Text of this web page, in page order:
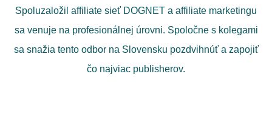
Spoluzaložil affiliate sieť DOGNET a affiliate marketingu
sa venuje na profesionálnej úrovni. Spoločne s kolegami
sa snažia tento odbor na Slovensku pozdvihnúť a zapojiť
čo najviac publisherov.